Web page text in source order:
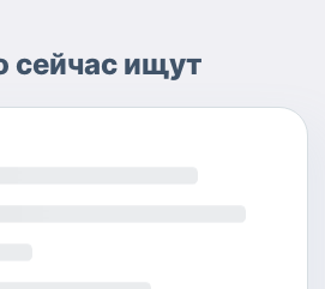
сейчас ищут